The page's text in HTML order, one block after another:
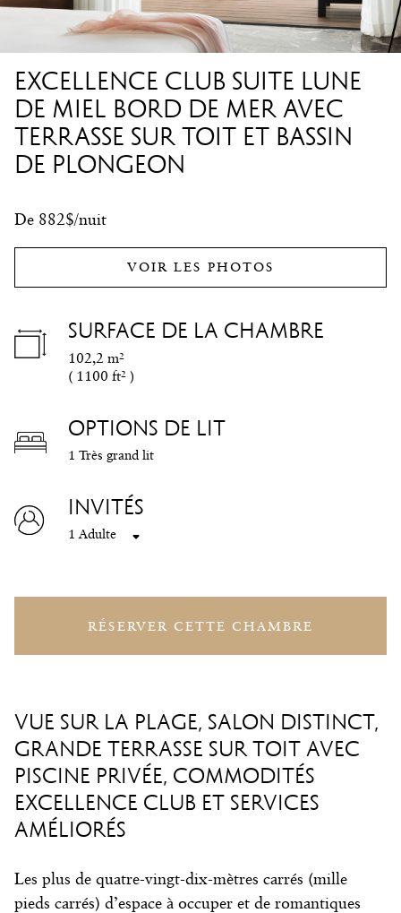
EXCELLENCE CLUB SUITE LUNE
DE MIEL BORD DE MER AVEC
TERRASSE SUR TOIT ET BASSIN
DE PLONGEON
De 882$/nuit
VOIR LES PHOTOS
SURFACE DE LA CHAMBRE
102,2 m²
( 1100 ft² )
OPTIONS DE LIT
1 Très grand lit
INVITÉS
1 Adulte
RÉSERVER CETTE CHAMBRE
VUE SUR LA PLAGE, SALON DISTINCT,
GRANDE TERRASSE SUR TOIT AVEC
PISCINE PRIVÉE, COMMODITÉS
EXCELLENCE CLUB ET SERVICES
AMÉLIORÉS
Les plus de quatre-vingt-dix-mètres carrés (mille
pieds carrés) d’espace à occuper et de romantiques